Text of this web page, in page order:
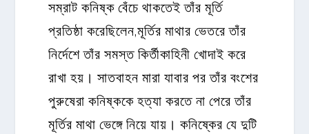
সম্রাট কনিষ্ক বেঁচে থাকতেই তাঁর মূর্তি
প্রতিষ্ঠা করেছিলেন,মূর্তির মাথার ভেতরে তাঁর
নির্দেশে তাঁর সমস্ত কির্তীকাহিনী খোদাই করে
রাখা হয়। সাতবাহন মারা যাবার পর তাঁর বংশের
পুরুষেরা কনিষ্ককে হত্যা করতে না পেরে তাঁর
মূর্তির মাথা ভেঙ্গে নিয়ে যায়। কনিষ্কের যে দুটি